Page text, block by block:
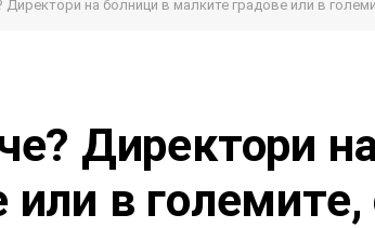
Директори на болници в малките градове или в
Директори
или в